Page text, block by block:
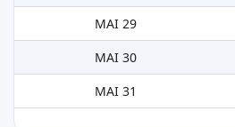
MAI 29
MAI 30
MAI 31